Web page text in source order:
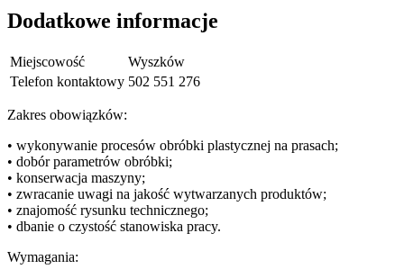
Dodatkowe informacje
Miejscowość
Wyszków
Telefon kontaktowy 502 551 276
Zakres obowiązków:
• wykonywanie procesów obróbki plastycznej na prasach;
• dobór parametrów obróbki;
• konserwacja maszyny;
• zwracanie uwagi na jakość wytwarzanych produktów;
• znajomość rysunku technicznego;
• dbanie o czystość stanowiska pracy.
Wymagania: